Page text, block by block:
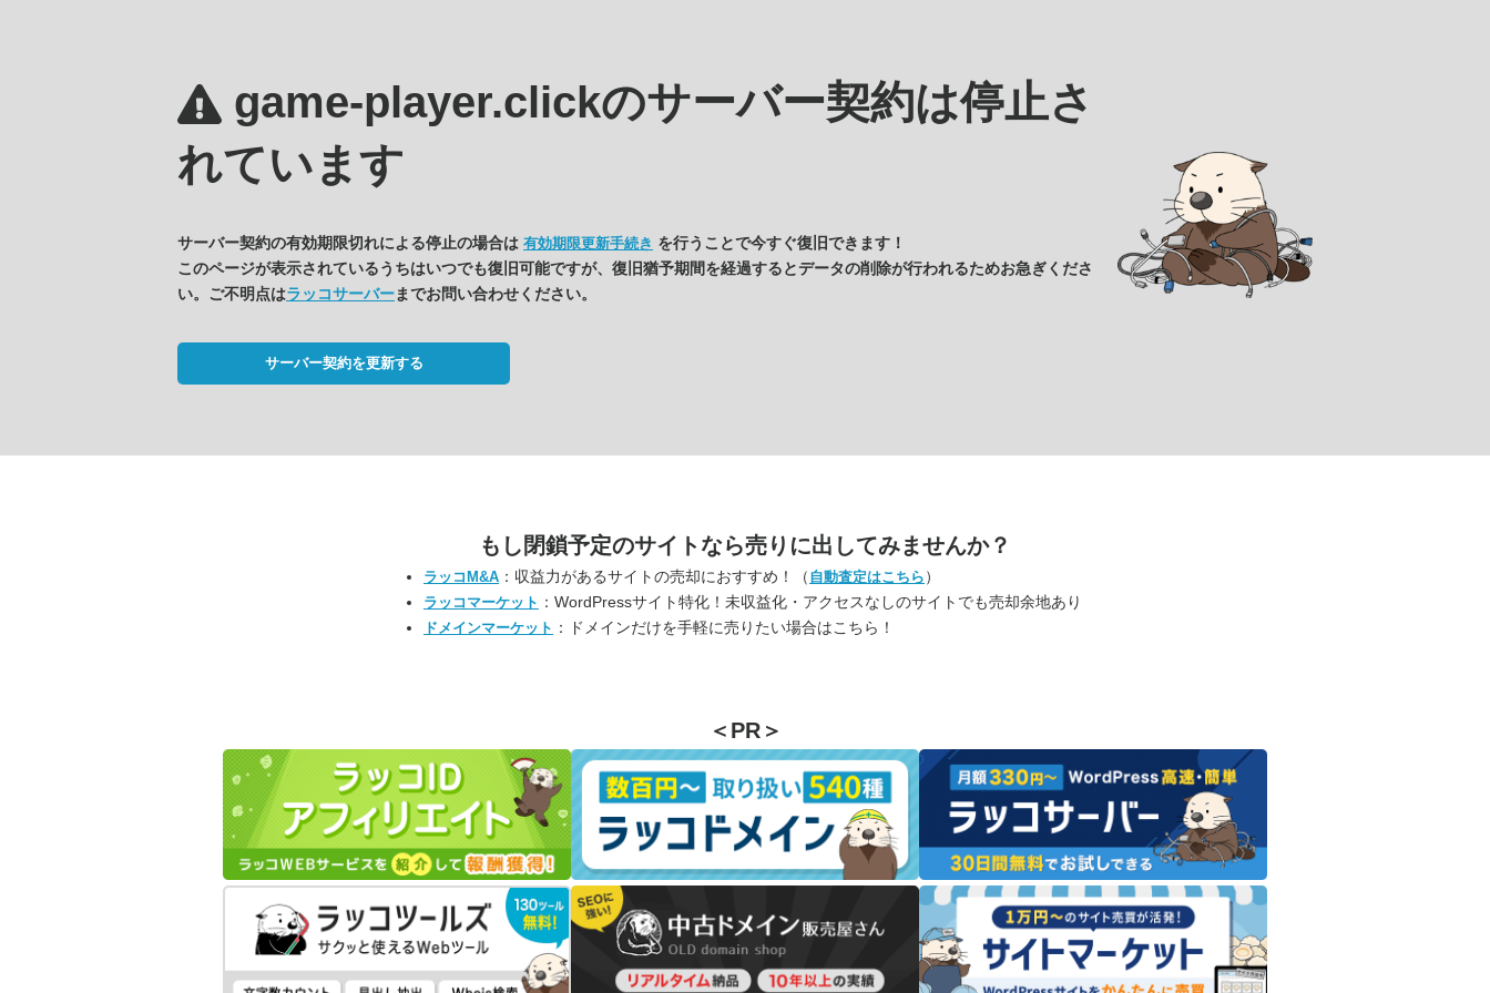
game-player.clickのサーバー契約は停止さ
れています
サーバー契約の有効期限切れによる停止の場合は 有効期限更新手続き を行うことで今すぐ復旧できます！
このページが表示されているうちはいつでも復旧可能ですが、復旧猶予期間を経過するとデータの削除が行われるためお急ぎくださ
い。ご不明点はラッコサーバーまでお問い合わせください。
サーバー契約を更新する
もし閉鎖予定のサイトなら売りに出してみませんか？
ラッコM&A ：収益力があるサイトの売却におすすめ！（ 自動査定はこちら ）
ラッコマーケット ：WordPressサイト特化！未収益化・アクセスなしのサイトでも売却余地あり
ドメインマーケット ：ドメインだけを手軽に売りたい場合はこちら！
＜PR＞